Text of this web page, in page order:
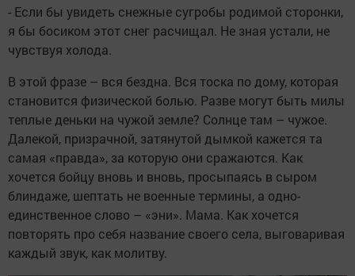
- Если бы увидеть снежные сугробы родимой сторонки,
я бы босиком этот снег расчищал. Не зная устали, не
чувствуя холода.
В этой фразе – вся бездна. Вся тоска по дому, которая
становится физической болью. Разве могут быть милы
теплые деньки на чужой земле? Солнце там – чужое.
Далекой, призрачной, затянутой дымкой кажется та
самая «правда», за которую они сражаются. Как
хочется бойцу вновь и вновь, просыпаясь в сыром
блиндаже, шептать не военные термины, а одно-
единственное слово – «эни». Мама. Как хочется
повторять про себя название своего села, выговаривая
каждый звук, как молитву.